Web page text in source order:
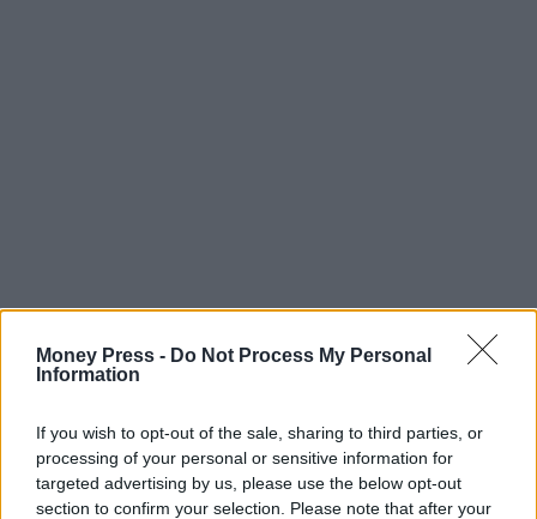
Money Press - Do Not Process My Personal
Information
If you wish to opt-out of the sale, sharing to third parties, or
processing of your personal or sensitive information for
targeted advertising by us, please use the below opt-out
section to confirm your selection. Please note that after your